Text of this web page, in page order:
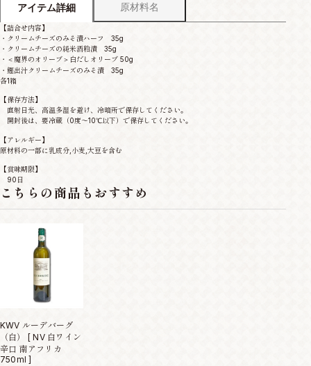
アイテム詳細 原材料名
【詰合せ内容】
・クリームチーズのみそ漬ハーフ 35g
・クリームチーズの純米酒粕漬 35g
・＜魔界のオリーブ＞白だしオリーブ 50g
・鰹出汁クリームチーズのみそ漬 35g
各1箱
【保存方法】
直射日光、高温多湿を避け、冷暗所で保存してください。
開封後は、要冷蔵（0度～10℃以下）で保存してください。
【アレルギー】
原材料の一部に乳成分,小麦,大豆を含む
【賞味期限】
90日
こちらの商品もおすすめ
KWV ルーデバーグ
（白） [ NV 白ワイン
辛口 南アフリカ
750ml ]